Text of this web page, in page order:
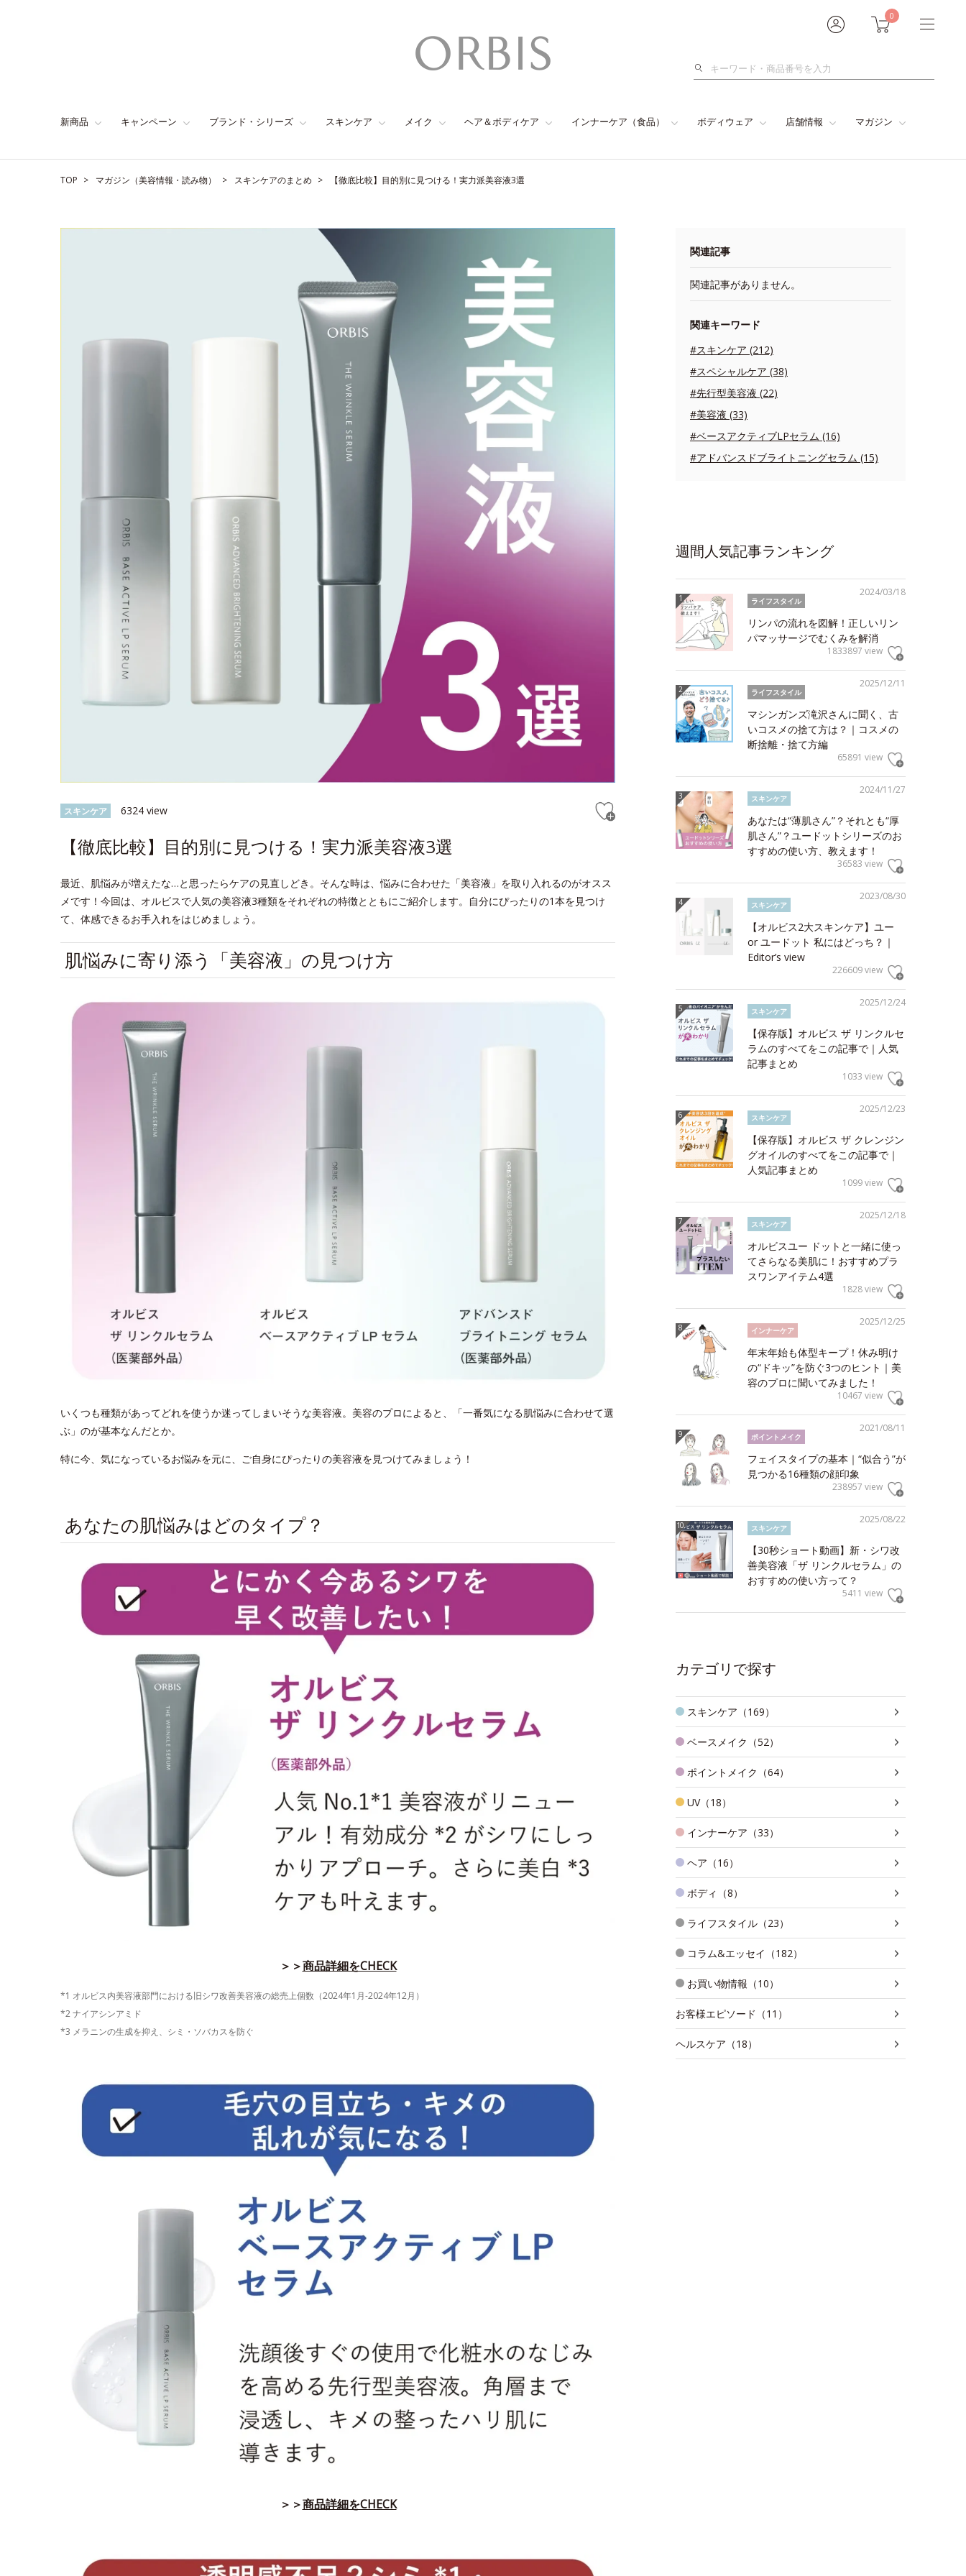
0
検
新商品 キャンペーン ブランド・シリーズ スキンケア メイク ヘア＆ボディケア インナーケア（食品） ボディウェア 店舗情報 マガジン
TOP マガジン（美容情報・読み物） スキンケアのまとめ 【徹底比較】目的別に見つける！実力派美容液3選
スキンケア 6324 view
【徹底比較】目的別に見つける！実力派美容液3選
最近、肌悩みが増えたな…と思ったらケアの見直しどき。そんな時は、悩みに合わせた「美容液」を取り入れるのがオスス
メです！今回は、オルビスで人気の美容液3種類をそれぞれの特徴とともにご紹介します。自分にぴったりの1本を見つけ
て、体感できるお手入れをはじめましょう。
肌悩みに寄り添う「美容液」の見つけ方
いくつも種類があってどれを使うか迷ってしまいそうな美容液。美容のプロによると、「一番気になる肌悩みに合わせて選
ぶ」のが基本なんだとか。
特に今、気になっているお悩みを元に、ご自身にぴったりの美容液を見つけてみましょう！
あなたの肌悩みはどのタイプ？
＞＞商品詳細をCHECK
*1 オルビス内美容液部門における旧シワ改善美容液の総売上個数（2024年1月-2024年12月）
*2 ナイアシンアミド
*3 メラニンの生成を抑え、シミ・ソバカスを防ぐ
＞＞商品詳細をCHECK
関連記事
関連記事がありません。
関連キーワード
#スキンケア (212)
#スペシャルケア (38)
#先行型美容液 (22)
#美容液 (33)
#ベースアクティブLPセラム (16)
#アドバンスドブライトニングセラム (15)
週間人気記事ランキング
2024/03/18
ライフスタイル
リンパの流れを図解！正しいリン
パマッサージでむくみを解消
1833897 view
2025/12/11
ライフスタイル
マシンガンズ滝沢さんに聞く、古
いコスメの捨て方は？｜コスメの
断捨離・捨て方編
65891 view
2024/11/27
スキンケア
あなたは“薄肌さん”？それとも“厚
肌さん”？ユードットシリーズのお
すすめの使い方、教えます！
36583 view
2023/08/30
スキンケア
【オルビス2大スキンケア】ユー
or ユードット 私にはどっち？｜
Editor’s view
226609 view
2025/12/24
スキンケア
【保存版】オルビス ザ リンクルセ
ラムのすべてをこの記事で｜人気
記事まとめ
1033 view
2025/12/23
スキンケア
【保存版】オルビス ザ クレンジン
グオイルのすべてをこの記事で｜
人気記事まとめ
1099 view
2025/12/18
スキンケア
オルビスユー ドットと一緒に使っ
てさらなる美肌に！おすすめプラ
スワンアイテム4選
1828 view
2025/12/25
インナーケア
年末年始も体型キープ！休み明け
の“ドキッ”を防ぐ3つのヒント｜美
容のプロに聞いてみました！
10467 view
2021/08/11
ポイントメイク
フェイスタイプの基本｜“似合う”が
見つかる16種類の顔印象
238957 view
2025/08/22
スキンケア
【30秒ショート動画】新・シワ改
善美容液「ザ リンクルセラム」の
おすすめの使い方って？
5411 view
カテゴリで探す
スキンケア（169）
ベースメイク（52）
ポイントメイク（64）
UV（18）
インナーケア（33）
ヘア（16）
ボディ（8）
ライフスタイル（23）
コラム&エッセイ（182）
お買い物情報（10）
お客様エピソード（11）
ヘルスケア（18）